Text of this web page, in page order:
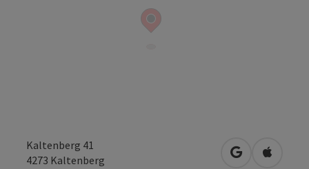
Kaltenberg 41
4273 Kaltenberg Openen in